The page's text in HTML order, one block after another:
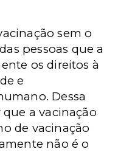
sem o
pessoas que a
os direitos à
e
Dessa
a vacinação
de vacinação
não é o